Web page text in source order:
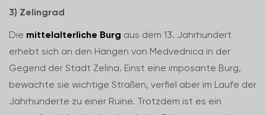
3) Zelingrad
Die mittelalterliche Burg aus dem 13. Jahrhundert
erhebt sich an den Hängen von Medvednica in der
Gegend der Stadt Zelina. Einst eine imposante Burg,
bewachte sie wichtige Straßen, verfiel aber im Laufe der
Jahrhunderte zu einer Ruine. Trotzdem ist es ein